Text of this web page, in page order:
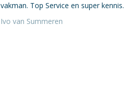
vakman. Top Service en super kennis.
Ivo van Summeren